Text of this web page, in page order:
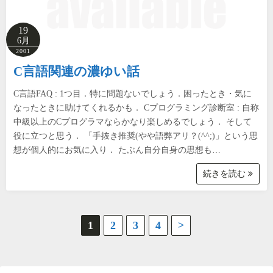
19
6月
2001
C言語関連の濃ゆい話
C言語FAQ : 1つ目．特に問題ないでしょう．困ったとき・気に
なったときに助けてくれるかも． Cプログラミング診断室 : 自称
中級以上のCプログラマならかなり楽しめるでしょう． そして
役に立つと思う． 「手抜き推奨(やや語弊アリ？(^^;)」という思
想が個人的にお気に入り． たぶん自分自身の思想も…
続きを読む
1 2 3 4 >